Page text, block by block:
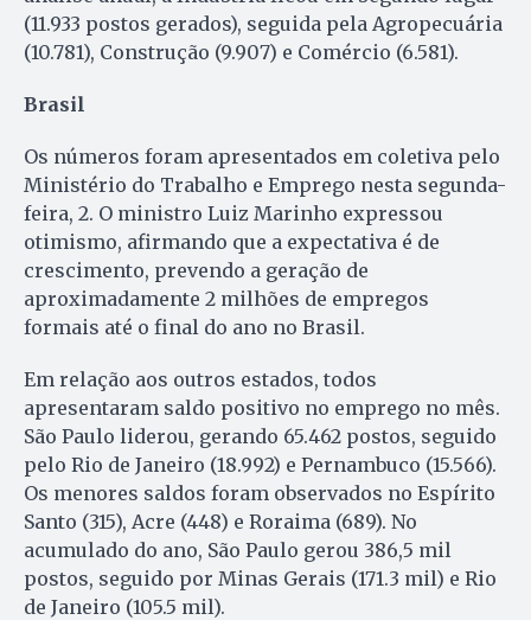
(11.933 postos gerados), seguida pela Agropecuária
(10.781), Construção (9.907) e Comércio (6.581).
Brasil
Os números foram apresentados em coletiva pelo
Ministério do Trabalho e Emprego nesta segunda-
feira, 2. O ministro Luiz Marinho expressou
otimismo, afirmando que a expectativa é de
crescimento, prevendo a geração de
aproximadamente 2 milhões de empregos
formais até o final do ano no Brasil.
Em relação aos outros estados, todos
apresentaram saldo positivo no emprego no mês.
São Paulo liderou, gerando 65.462 postos, seguido
pelo Rio de Janeiro (18.992) e Pernambuco (15.566).
Os menores saldos foram observados no Espírito
Santo (315), Acre (448) e Roraima (689). No
acumulado do ano, São Paulo gerou 386,5 mil
postos, seguido por Minas Gerais (171.3 mil) e Rio
de Janeiro (105.5 mil).